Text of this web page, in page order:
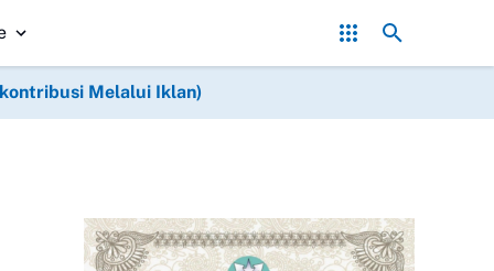
Asintel Satlap Tricakti Beri Penjelasan Terkait
Melalui Iklan)